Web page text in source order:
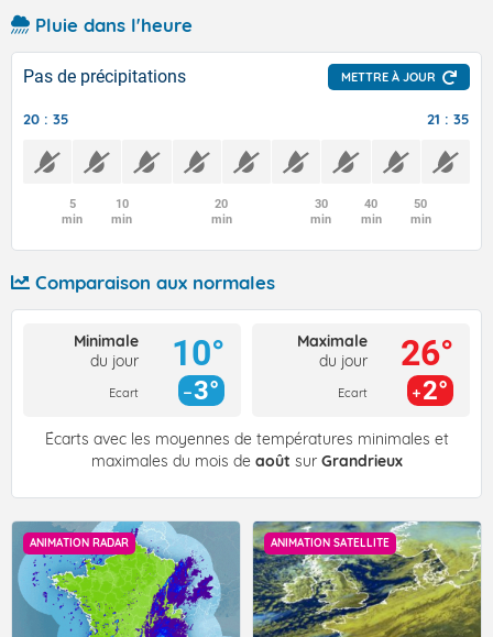
Pluie dans l'heure
Pas de précipitations METTRE À JOUR
20 : 35 21 : 35
5
min
10
min
20
min
30
min
40
min
50
min
Comparaison aux normales
Minimale
du jour
Ecart
10°
3°
Maximale
du jour
Ecart
26°
2°
Écarts avec les moyennes de températures minimales et
maximales du mois de août sur Grandrieux
ANIMATION RADAR ANIMATION SATELLITE